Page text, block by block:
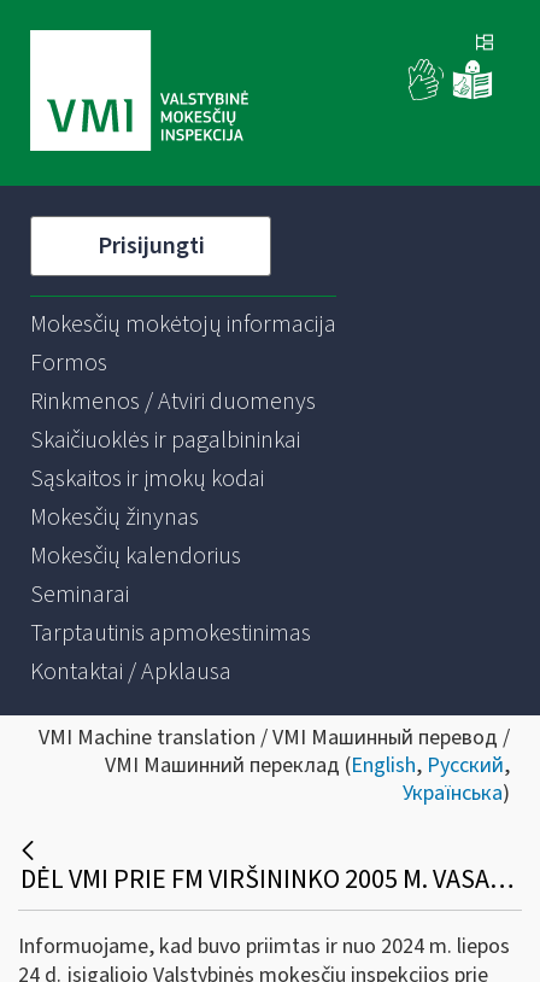
Prisijungti
Mokesčių mokėtojų informacija
Formos
Rinkmenos / Atviri duomenys
Skaičiuoklės ir pagalbininkai
Sąskaitos ir įmokų kodai
Mokesčių žinynas
Mokesčių kalendorius
Seminarai
Tarptautinis apmokestinimas
Kontaktai / Apklausa
VMI Machine translation / VMI Машинный перевод /
VMI Машинний переклад (English, Русский,
Українська)
DĖL VMI PRIE FM VIRŠININKO 2005 M. VASARIO 3 D. ĮSAKYMO NR. VA-16 PAKEITIMO
Informuojame, kad buvo priimtas ir nuo 2024 m. liepos
24 d. įsigaliojo Valstybinės mokesčių inspekcijos prie